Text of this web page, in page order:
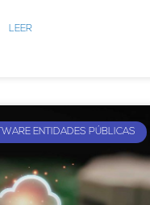
LEER
ENTIDADES PÚBLICAS